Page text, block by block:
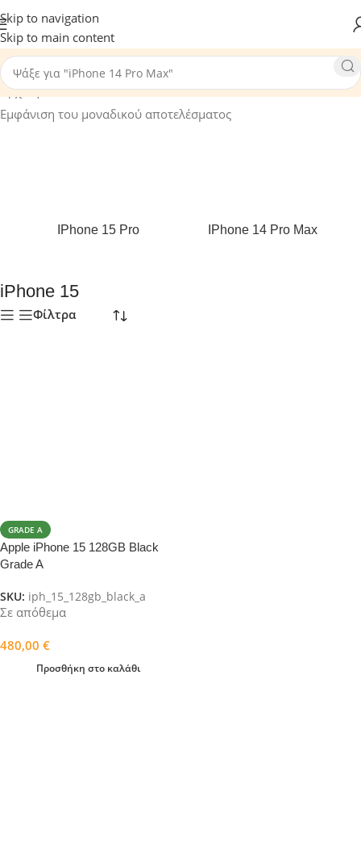
Skip to navigation
Skip to main content
Αρχική σελίδα/ Refurbished & Used/ iPhones/ iPhone 15
Εμφάνιση του μοναδικού αποτελέσματος
IPhone 15 Pro IPhone 14 Pro Max
iPhone 15
Φίλτρα
GRADE A
Apple iPhone 15 128GB Black
Grade A
SKU: iph_15_128gb_black_a
Σε απόθεμα
480,00 €
Προσθήκη στο καλάθι